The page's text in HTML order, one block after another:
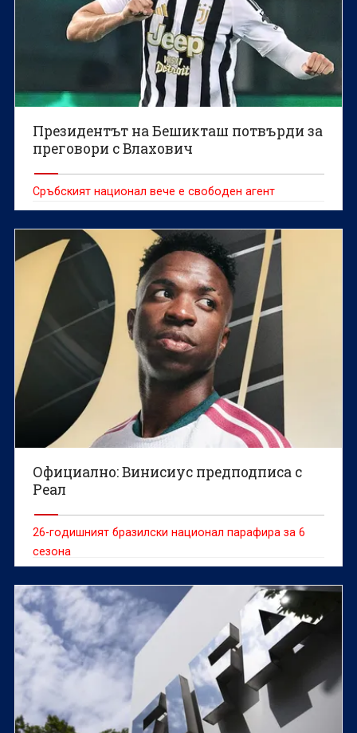
Президентът на Бешикташ потвърди за
преговори с Влахович
Сръбският национал вече е свободен агент
Официално: Винисиус предподписа с
Реал
26-годишният бразилски национал парафира за 6
сезона